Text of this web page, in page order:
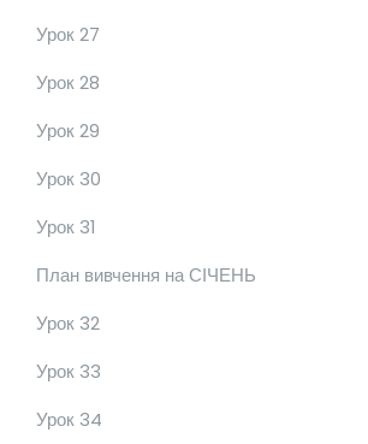
Урок 27
Урок 28
Урок 29
Урок 30
Урок 31
План вивчення на СІЧЕНЬ
Урок 32
Урок 33
Урок 34